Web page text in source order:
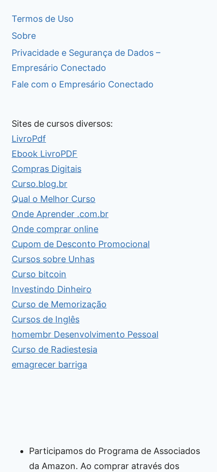
Termos de Uso
Sobre
Privacidade e Segurança de Dados –
Empresário Conectado
Fale com o Empresário Conectado
Sites de cursos diversos:
LivroPdf
Ebook LivroPDF
Compras Digitais
Curso.blog.br
Qual o Melhor Curso
Onde Aprender .com.br
Onde comprar online
Cupom de Desconto Promocional
Cursos sobre Unhas
Curso bitcoin
Investindo Dinheiro
Curso de Memorização
Cursos de Inglês
homembr Desenvolvimento Pessoal
Curso de Radiestesia
emagrecer barriga
Participamos do Programa de Associados
da Amazon. Ao comprar através dos